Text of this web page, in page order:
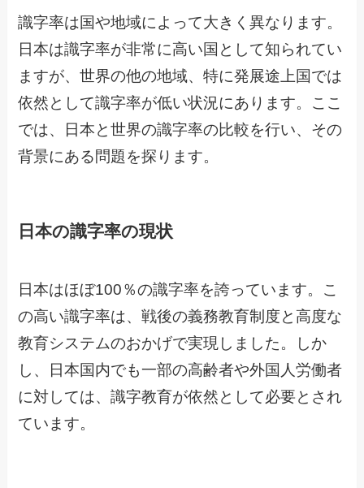
識字率は国や地域によって大きく異なります。
日本は識字率が非常に高い国として知られてい
ますが、世界の他の地域、特に発展途上国では
依然として識字率が低い状況にあります。ここ
では、日本と世界の識字率の比較を行い、その
背景にある問題を探ります。
日本の識字率の現状
日本はほぼ100％の識字率を誇っています。こ
の高い識字率は、戦後の義務教育制度と高度な
教育システムのおかげで実現しました。しか
し、日本国内でも一部の高齢者や外国人労働者
に対しては、識字教育が依然として必要とされ
ています。